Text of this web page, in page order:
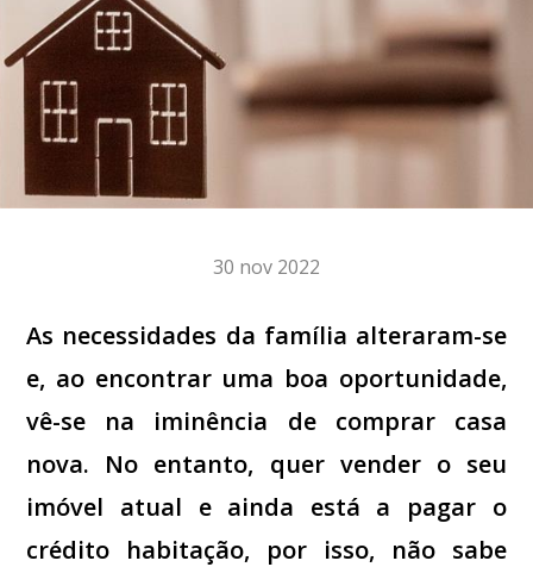
30 nov 2022
As necessidades da família alteraram-se
e, ao encontrar uma boa oportunidade,
vê-se na iminência de comprar casa
nova. No entanto, quer vender o seu
imóvel atual e ainda está a pagar o
crédito habitação, por isso, não sabe